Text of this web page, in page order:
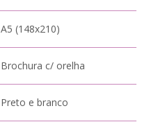
A5 (148x210)
Brochura c/ orelha
Preto e branco